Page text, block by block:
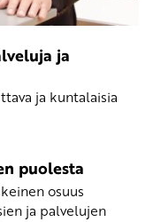
ja
ja kuntalaisia
puolesta
osuus
ja palvelujen